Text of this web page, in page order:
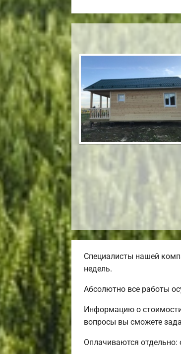
Специалисты нашей
недель.
Абсолютно все работы
Информацию о
вопросы вы сможете
Оплачиваются отдельно: